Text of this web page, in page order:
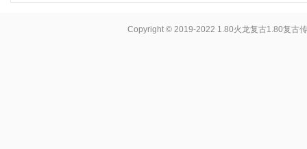
Copyright © 2019-2022 1.80火龙复古1.80复古